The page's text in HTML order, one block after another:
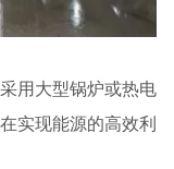
用大型锅炉或热电
实现能源的高效利